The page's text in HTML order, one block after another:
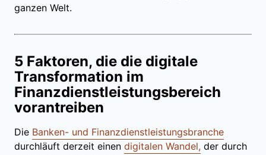
ganzen Welt.
5 Faktoren, die die digitale
Transformation im
Finanzdienstleistungsbereich
vorantreiben
Die Banken- und Finanzdienstleistungsbranche
durchläuft derzeit einen digitalen Wandel, der durch